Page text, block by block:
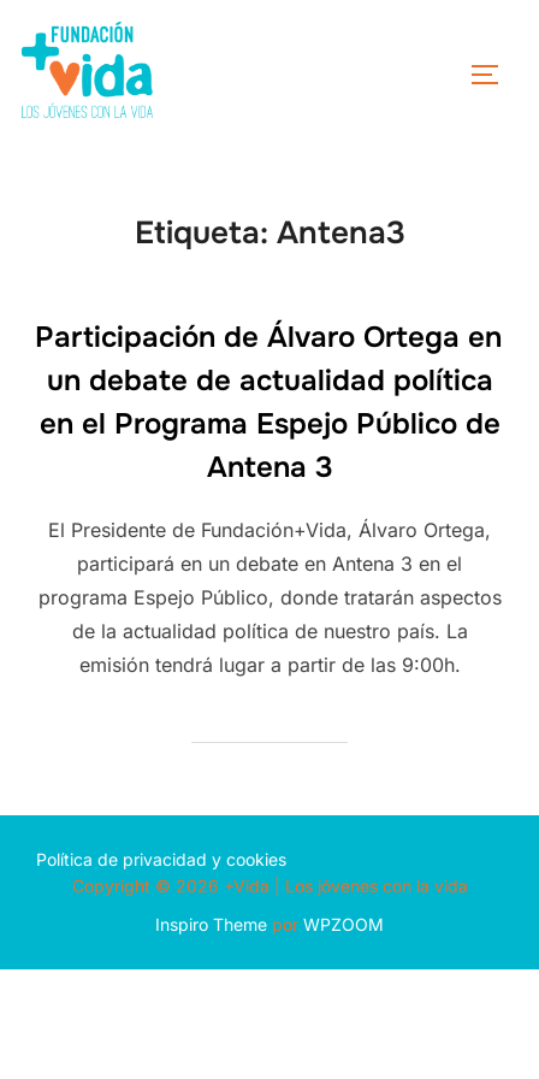
Etiqueta: Antena3
Participación de Álvaro Ortega en
un debate de actualidad política
en el Programa Espejo Público de
Antena 3
El Presidente de Fundación+Vida, Álvaro Ortega,
participará en un debate en Antena 3 en el
programa Espejo Público, donde tratarán aspectos
de la actualidad política de nuestro país. La
emisión tendrá lugar a partir de las 9:00h.
Política de privacidad y cookies
Copyright © 2026 +Vida | Los jóvenes con la vida
Inspiro Theme por WPZOOM